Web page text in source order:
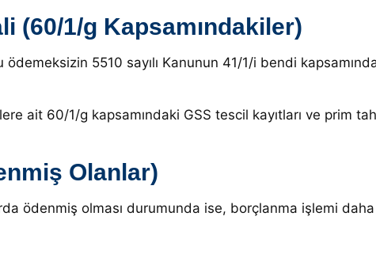
(60/1/g Kapsamındakiler)
5510 sayılı Kanunun 41/1/i bendi
ait 60/1/g kapsamındaki GSS tescil kayıtları ve prim
Olanlar)
ödenmiş olması durumunda ise, borçlanma işlemi